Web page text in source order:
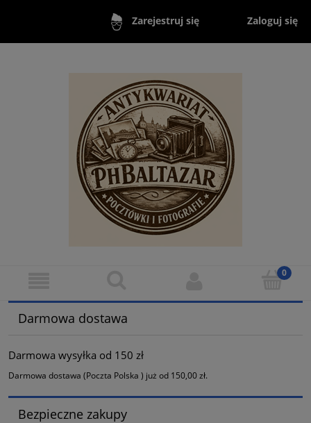
Zarejestruj się Zaloguj się
Darmowa dostawa
Darmowa wysyłka od 150 zł
Darmowa dostawa (Poczta Polska ) już od 150,00 zł.
Bezpieczne zakupy